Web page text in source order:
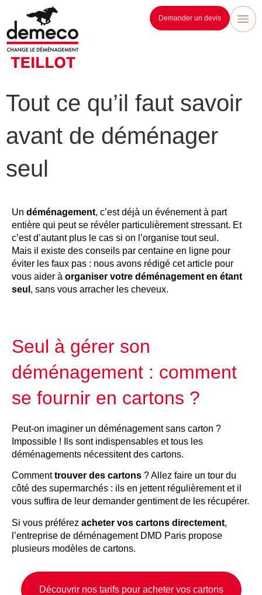
Demander un devis
Tout ce qu’il faut savoir
avant de déménager
seul
Un déménagement, c’est déjà un événement à part
entière qui peut se révéler particulièrement stressant. Et
c’est d’autant plus le cas si on l’organise tout seul.
Mais il existe des conseils par centaine en ligne pour
éviter les faux pas : nous avons rédigé cet article pour
vous aider à organiser votre déménagement en étant
seul , sans vous arracher les cheveux.
Seul à gérer son
déménagement : comment
se fournir en cartons ?
Peut-on imaginer un déménagement sans carton ?
Impossible ! Ils sont indispensables et tous les
déménagements nécessitent des cartons.
Commenttrouver des cartons ? Allez faire un tour du
côté des supermarchés : ils en jettent régulièrement et il
vous suffira de leur demander gentiment de les récupérer.
Si vous préférez acheter vos cartons directement,
l’entreprise de déménagement DMD Paris propose
plusieurs modèles de cartons.
Découvrir nos tarifs pour acheter vos cartons